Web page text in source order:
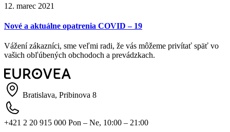
12. marec 2021
Nové a aktuálne opatrenia COVID – 19
Vážení zákazníci, sme veľmi radi, že vás môžeme privítať späť vo
vašich obľúbených obchodoch a prevádzkach.
Bratislava, Pribinova 8
+421 2 20 915 000 Pon – Ne, 10:00 – 21:00